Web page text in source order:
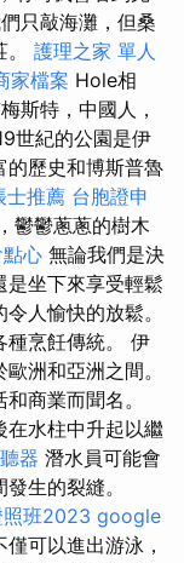
只敲海灘，但桑
護理之家 單人
家檔案 Hole相
斯特，中國人，
世紀的公園是伊
的歷史和博斯普魯
士推薦 台胞證申
鬱鬱蔥蔥的樹木
心 無論我們是決
是坐下來享受輕鬆
人愉快的放鬆。
種烹飪傳統。 伊
洲和亞洲之間。
商業而聞名。
在水柱中升起以繼
器 潛水員可能會
生的裂縫。
照班2023 google
可以進出游泳，